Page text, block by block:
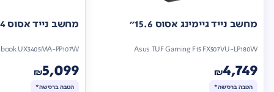
מחשב נייד גיימינג אסוס 15.6"
Asus TUF Gaming F15 FX507VU-LP180W
₪4,749
הטבה ברכישה*
מחשב נייד אסוס 14"
UX3405MA-PP107W
₪5,099
הטבה ברכישה*